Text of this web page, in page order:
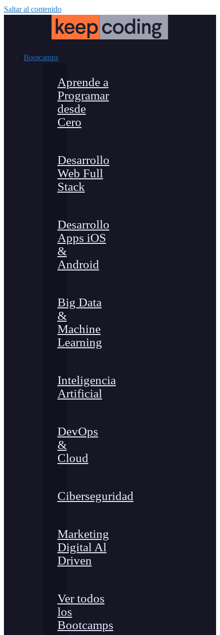
Saltar al contenido
Bootcamps
Aprende a
Programar
desde
Cero
Desarrollo
Web Full
Stack
Desarrollo
Apps iOS
&
Android
Big Data
&
Machine
Learning
Inteligencia
Artificial
DevOps
&
Cloud
Ciberseguridad
Marketing
Digital Al
Driven
Ver todos
los
Bootcamps